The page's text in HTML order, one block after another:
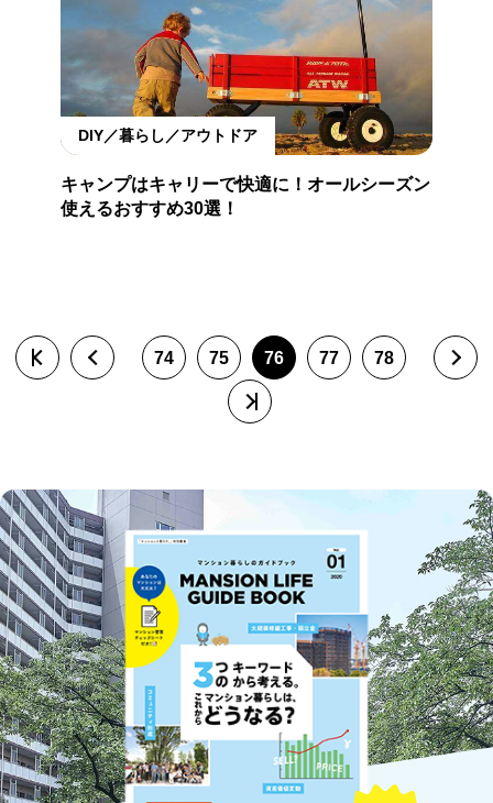
DIY／暮らし／アウトドア
キャンプはキャリーで快適に！オールシーズン
使えるおすすめ30選！
74 75 76 77 78